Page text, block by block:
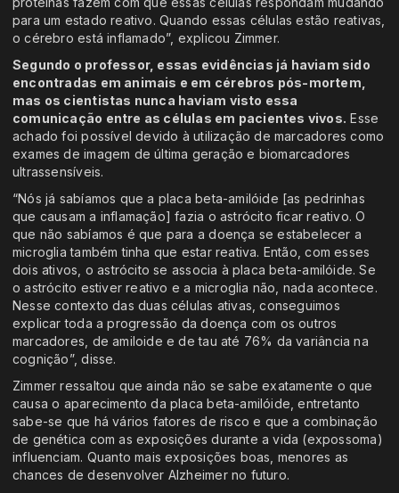
para um estado reativo. Quando essas células estão reativas,
o cérebro está inflamado”, explicou Zimmer.
Segundo o professor, essas evidências já haviam sido
encontradas em animais e em cérebros pós-mortem,
mas os cientistas nunca haviam visto essa
comunicação entre as células em pacientes vivos. Esse
achado foi possível devido à utilização de marcadores como
exames de imagem de última geração e biomarcadores
ultrassensíveis.
“Nós já sabíamos que a placa beta-amilóide [as pedrinhas
que causam a inflamação] fazia o astrócito ficar reativo. O
que não sabíamos é que para a doença se estabelecer a
microglia também tinha que estar reativa. Então, com esses
dois ativos, o astrócito se associa à placa beta-amilóide. Se
o astrócito estiver reativo e a microglia não, nada acontece.
Nesse contexto das duas células ativas, conseguimos
explicar toda a progressão da doença com os outros
marcadores, de amiloide e de tau até 76% da variância na
cognição”, disse.
Zimmer ressaltou que ainda não se sabe exatamente o que
causa o aparecimento da placa beta-amilóide, entretanto
sabe-se que há vários fatores de risco e que a combinação
de genética com as exposições durante a vida (expossoma)
influenciam. Quanto mais exposições boas, menores as
chances de desenvolver Alzheimer no futuro.